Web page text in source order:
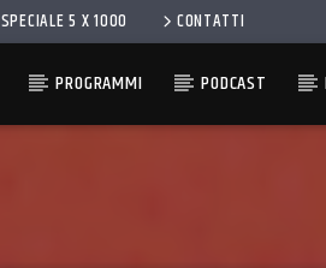
SPECIALE 5 X 1000 CONTATTI
PROGRAMMI PODCAST